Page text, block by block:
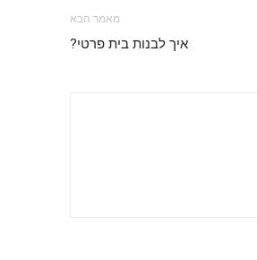
מאמר הבא
איך לבנות בית פרטי?